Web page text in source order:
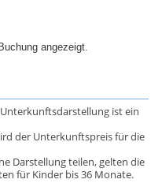
angezeigt.
ist ein
der Unterkunftspreis für die
Darstellung teilen, gelten die
für Kinder bis 36 Monate.